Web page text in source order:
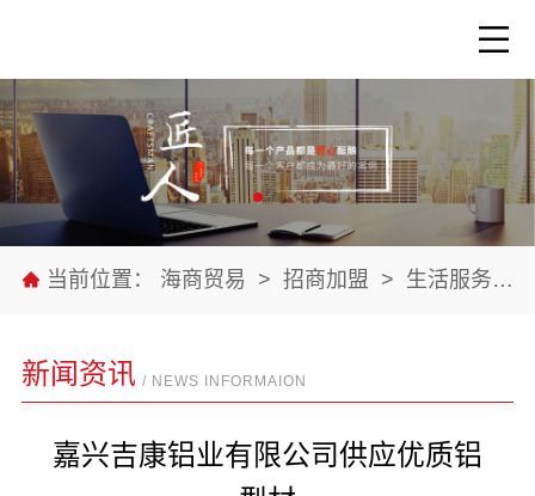
当前位置： 海商贸易 > 招商加盟 > 生活服务 >
新闻资讯 / NEWS INFORMAION
嘉兴吉康铝业有限公司供应优质铝